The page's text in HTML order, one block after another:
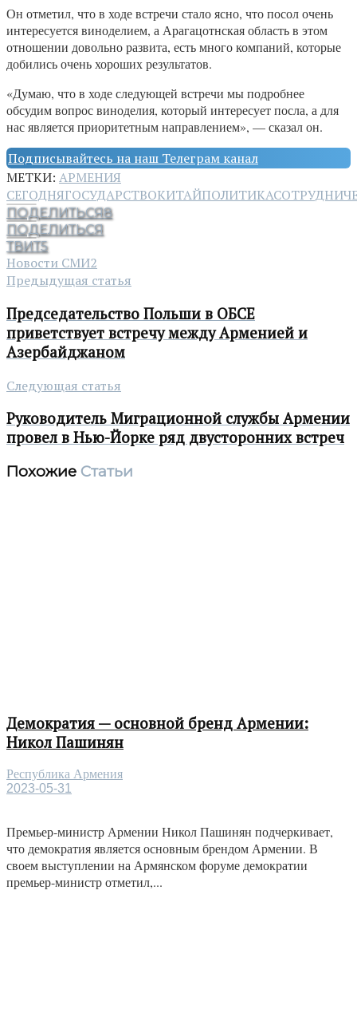
Он отметил, что в ходе встречи стало ясно, что посол очень
интересуется виноделием, а Арагацотнская область в этом
отношении довольно развита, есть много компаний, которые
добились очень хороших результатов.
«Думаю, что в ходе следующей встречи мы подробнее
обсудим вопрос виноделия, который интересует посла, а для
нас является приоритетным направлением», — сказал он.
Подписывайтесь на наш Телеграм канал
МЕТКИ: АРМЕНИЯ
СЕГОДНЯГОСУДАРСТВОКИТАЙПОЛИТИКА
ПОДЕЛИТЬСЯ8
ПОДЕЛИТЬСЯ
ТВИТ5
Новости СМИ2
Предыдущая статья
Председательство Польши в ОБСЕ
приветствует встречу между Арменией и
Азербайджаном
Следующая статья
Руководитель Миграционной службы Армении
провел в Нью-Йорке ряд двусторонних встреч
Похожие Статьи
Демократия — основной бренд Армении:
Никол Пашинян
Республика Армения
2023-05-31
Премьер-министр Армении Никол Пашинян подчеркивает,
что демократия является основным брендом Армении. В
своем выступлении на Армянском форуме демократии
премьер-министр отметил,...